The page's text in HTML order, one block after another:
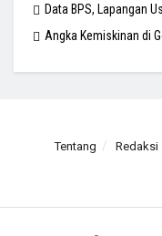
Data BPS, Lapangan
Angka Kemiskinan di
Tentang Redaksi